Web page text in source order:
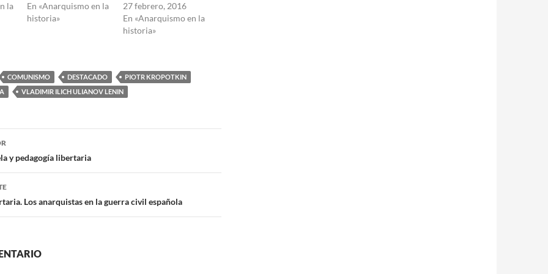
la
En «Anarquismo en la
historia»
27 febrero, 2016
En «Anarquismo en la
historia»
COMUNISMO DESTACADO
PIOTR KROPOTKIN
VLADIMIR ILICH ULIANOV LENIN
y pedagogía libertaria
Los anarquistas en la guerra civil española